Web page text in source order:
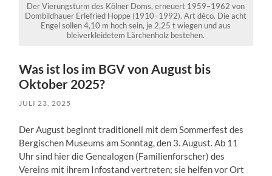
Der Vierungsturm des Kölner Doms, erneuert 1959–1962 von
Dombildhauer Erlefried Hoppe (1910–1992). Art déco. Die acht
Engel sollen 4,10 m hoch sein, je 2,25 t wiegen und aus
bleiverkleidetem Lärchenholz bestehen.
Was ist los im BGV von August bis
Oktober 2025?
JULI 23, 2025
Der August beginnt traditionell mit dem Sommerfest des
Bergischen Museums am Sonntag, den 3. August. Ab 11
Uhr sind hier die Genealogen (Familienforscher) des
Vereins mit ihrem Infostand vertreten; sie helfen vor Ort